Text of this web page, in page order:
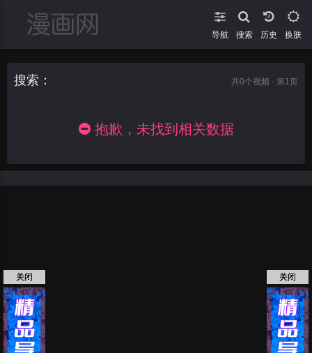
导航 搜索 换肤
搜索： 共0个视频 · 第1页
抱歉，未找到相关数据
关闭 关闭